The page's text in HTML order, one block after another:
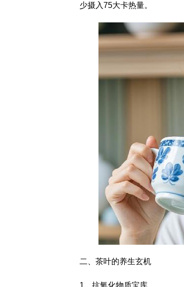
少摄入75大卡热量。
二、茶叶的养生玄机
1、抗氧化物质宝库